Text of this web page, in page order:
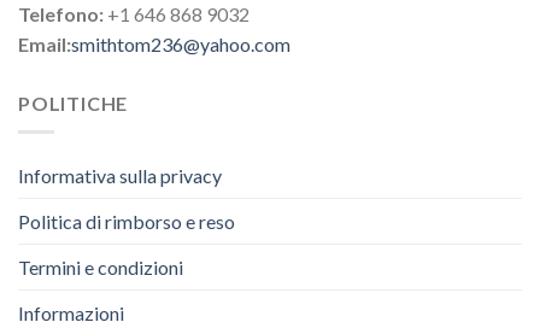
Telefono: +1 646 868 9032
Email:smithtom236@yahoo.com
POLITICHE
Informativa sulla privacy
Politica di rimborso e reso
Termini e condizioni
Informazioni